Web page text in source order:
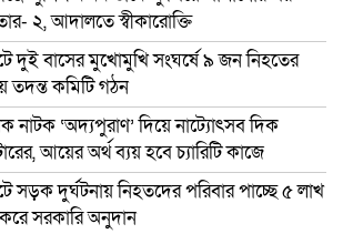
২, আদালতে স্বীকারোক্তি
দুই বাসের মুখোমুখি সংঘর্ষে ৯ জন নিহতের
তদন্ত কমিটি গঠন
নাটক ‘অদ্যপুরাণ’ দিয়ে নাট্যোৎসব দিক
আয়ের অর্থ ব্যয় হবে চ্যারিটি কাজে
সড়ক দুর্ঘটনায় নিহতদের পরিবার পাচ্ছে ৫ লাখ
সরকারি অনুদান